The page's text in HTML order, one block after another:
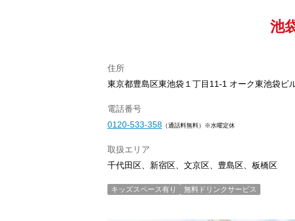
池
住所
東京都豊島区東池袋１丁目11-1 オーク東池袋ビ
電話番号
0120-533-358 （通話料無料）※水曜定休
取扱エリア
千代田区、新宿区、文京区、豊島区、板橋区
キッズスペース有り 無料ドリンクサービス